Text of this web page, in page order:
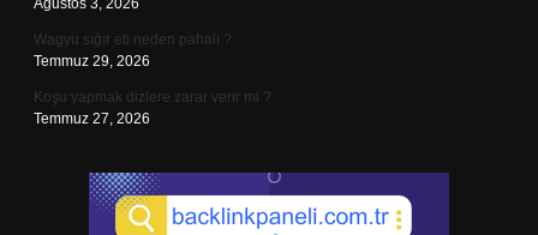
Ağustos 3, 2026
Wagyu sığır eti neden pahalı ?
Temmuz 29, 2026
Koşu yapmak dizlere zarar verir mi ?
Temmuz 27, 2026